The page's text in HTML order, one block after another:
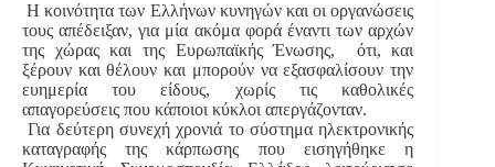
Η κοινότητα των Ελλήνων κυνηγών και οι οργανώσεις
τους απέδειξαν, για μία ακόμα φορά έναντι των αρχών
της χώρας και της Ευρωπαϊκής Ένωσης, ότι, και
ξέρουν και θέλουν και μπορούν να εξασφαλίσουν την
ευημερία του είδους, χωρίς τις καθολικές
απαγορεύσεις που κάποιοι κύκλοι απεργάζονταν.
Για δεύτερη συνεχή χρονιά το σύστημα ηλεκτρονικής
καταγραφής της κάρπωσης που εισηγήθηκε η